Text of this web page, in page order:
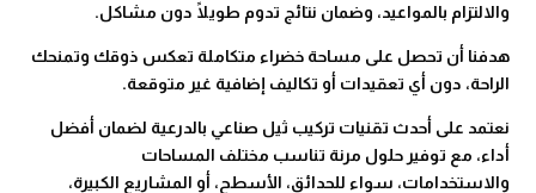
والالتزام بالمواعيد، وضمان نتائج تدوم طويلًا دون مشاكل.
هدفنا أن تحصل على مساحة خضراء متكاملة تعكس ذوقك وتمنحك
الراحة، دون أي تعقيدات أو تكاليف إضافية غير متوقعة.
نعتمد على أحدث تقنيات تركيب ثيل صناعي بالدرعية لضمان أفضل
أداء، مع توفير حلول مرنة تناسب مختلف المساحات
والاستخدامات، سواء للحدائق، الأسطح، أو المشاريع الكبيرة،